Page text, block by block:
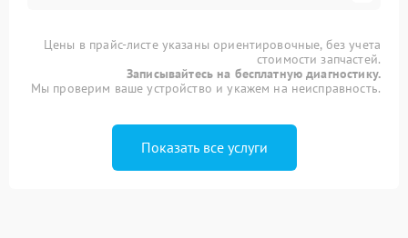
Цены в прайс-листе указаны ориентировочные, без учета
стоимости запчастей.
Записывайтесь на бесплатную диагностику.
Мы проверим ваше устройство и укажем на неисправность.
Показать все услуги